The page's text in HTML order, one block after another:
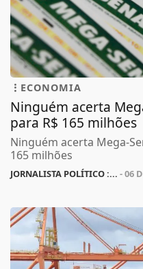
ECONOMIA
Ninguém acerta
para R$ 165 milhões
Ninguém acerta Mega-
165 milhões
JORNALISTA POLÍTICO :... - 06